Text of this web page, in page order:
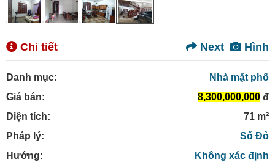
Chi tiết Hình
Next
Danh mục:
Nhà mặt phố
Giá bán:
8,300,000,000 đ
Diện tích:
71 m²
Pháp lý:
Sổ Đỏ
Hướng:
Không xác định